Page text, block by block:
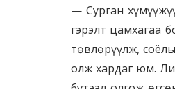
— Сурган
гэрэлт цамхагаа
төвлөрүүлж,
олж хардаг юм.